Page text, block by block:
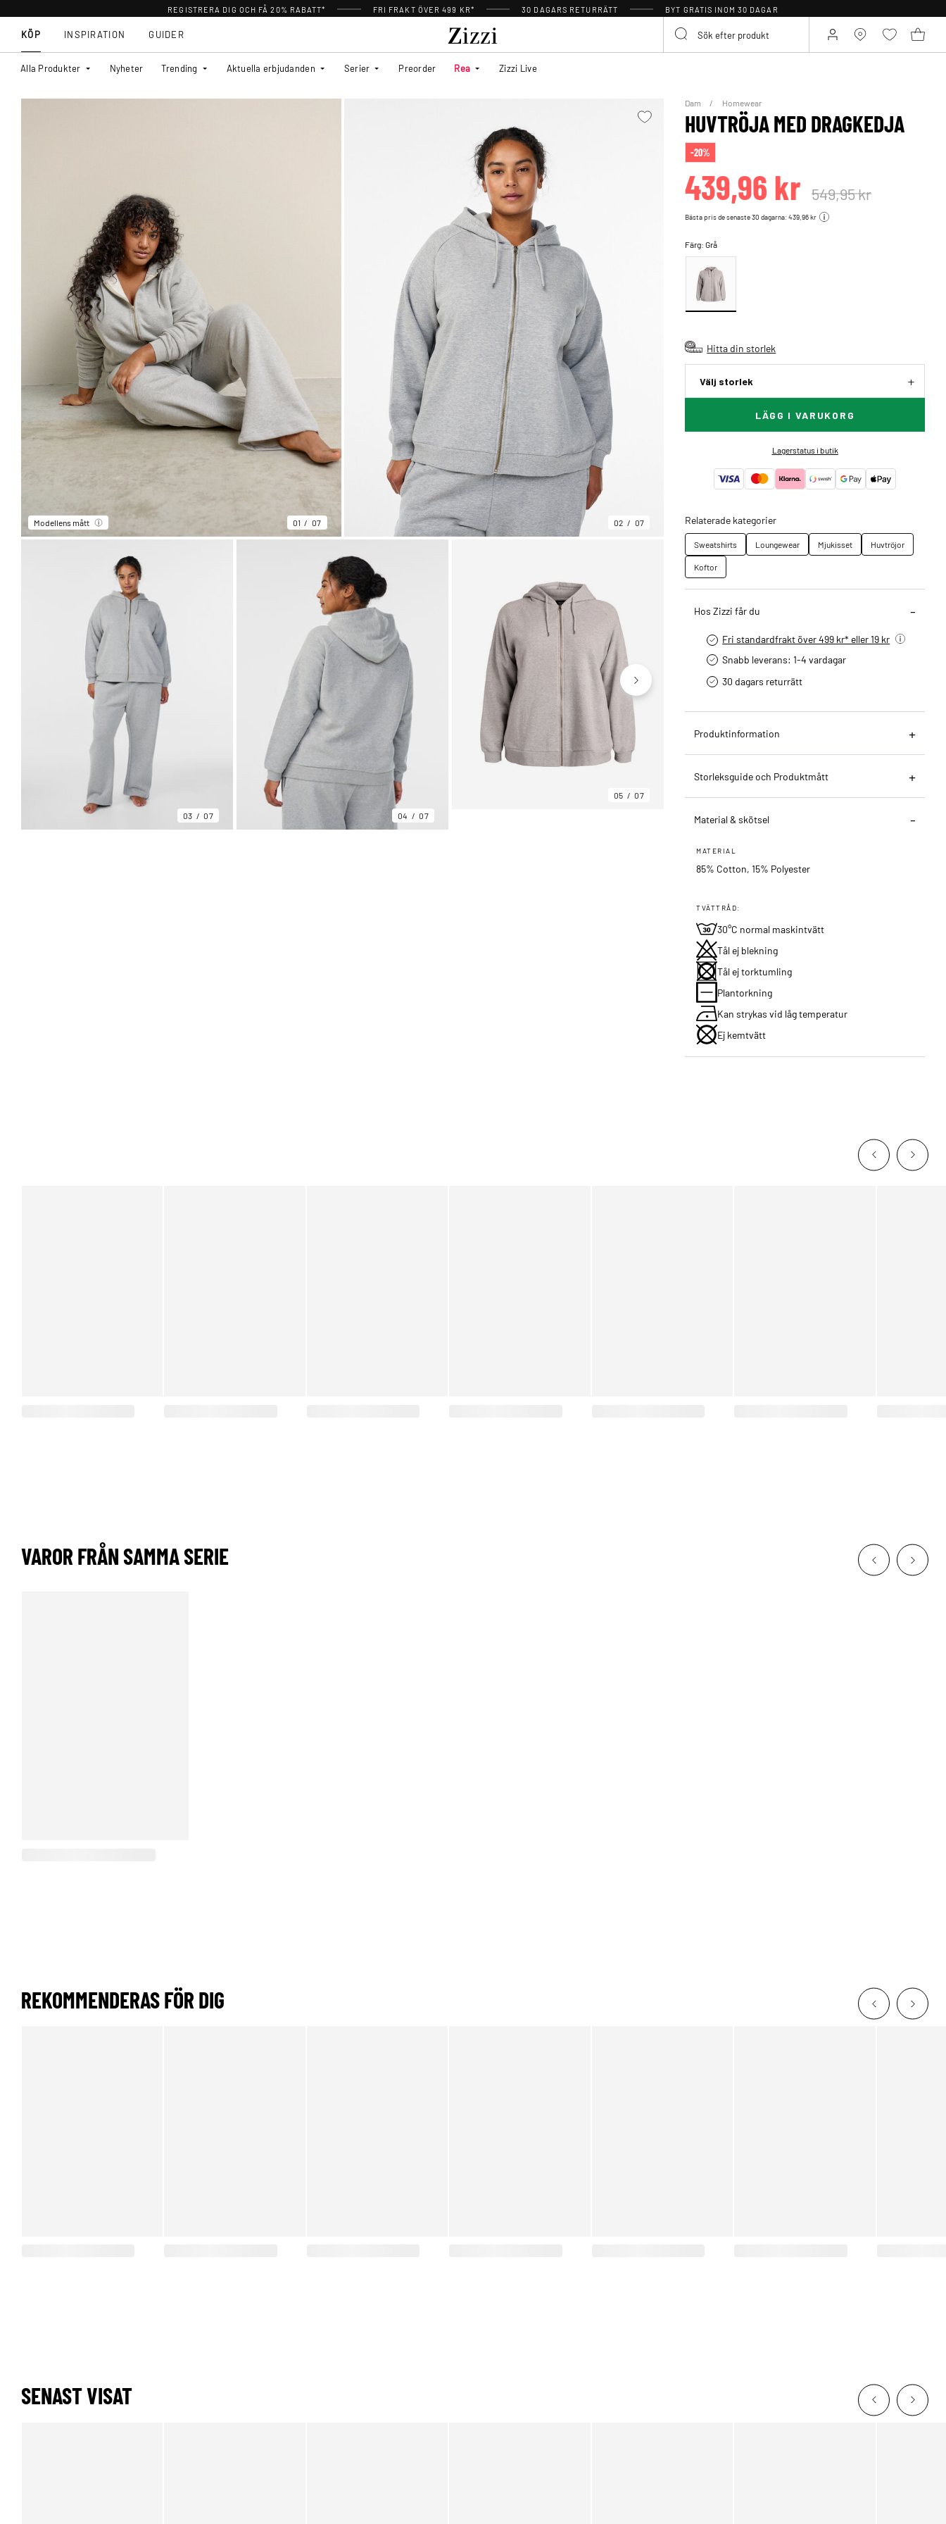
REGISTRERA DIG OCH FÅ 20% RABATT* FRI FRAKT ÖVER 499 KR* 30 DAGARS RETURRÄTT BYT GRATIS INOM 30 DAGAR
KÖP
Alla Produkter Nyheter Trending Aktuella erbjudanden Serier Preorder Rea Zizzi Live
INSPIRATION GUIDER
Modellens mått 01 07 02 07
03 07 04 07
05 07 06 07
Dam Homewear
HUVTRÖJA MED DRAGKEDJA
-20%
439,96 kr 549,95 kr
Bästa pris de senaste 30 dagarna: 439,96 kr
Färg:Grå
Hitta din storlek
Välj storlek
LÄGG I VARUKORG
Lagerstatus i butik
Relaterade kategorier
Sweatshirts Loungewear Mjukisset
Huvtröjor
Koftor
Hos Zizzi får du
Fri standardfrakt över 499 kr* eller 19 kr
Snabb leverans: 1-4 vardagar
30 dagars returrätt­
Produktinformation
Storleksguide och Produktmått
Material & skötsel
MATERIAL
85% Cotton, 15% Polyester
TVÄTTRÅD:
30°C normal maskintvätt
Tål ej blekning
Tål ej torktumling
Plantorkning
Kan strykas vid låg temperatur
Ej kemtvätt
VAROR FRÅN SAMMA SERIE
REKOMMENDERAS FÖR DIG
SENAST VISAT